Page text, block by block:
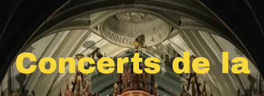
Concerts de la